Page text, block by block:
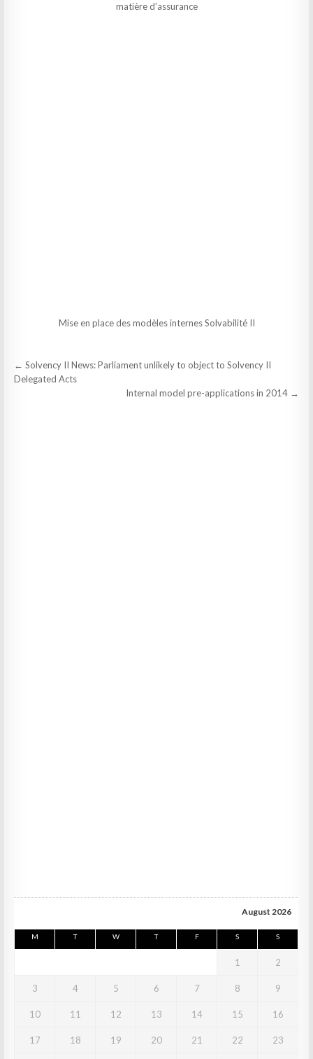
matière d’assurance
Mise en place des modèles internes Solvabilité II
Post
navigation
← Solvency II News: Parliament unlikely to object to Solvency II
Delegated Acts
Internal model pre-applications in 2014 →
August 2026
M T W T F S S
1 2
3 4 5 6 7 8 9
10 11 12 13 14 15 16
17 18 19 20 21 22 23